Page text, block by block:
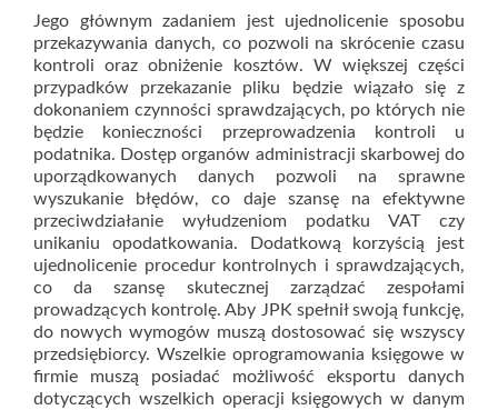
Jego głównym zadaniem jest ujednolicenie sposobu
przekazywania danych, co pozwoli na skrócenie czasu
kontroli oraz obniżenie kosztów. W większej części
przypadków przekazanie pliku będzie wiązało się z
dokonaniem czynności sprawdzających, po których nie
będzie konieczności przeprowadzenia kontroli u
podatnika. Dostęp organów administracji skarbowej do
uporządkowanych danych pozwoli na sprawne
wyszukanie błędów, co daje szansę na efektywne
przeciwdziałanie wyłudzeniom podatku VAT czy
unikaniu opodatkowania. Dodatkową korzyścią jest
ujednolicenie procedur kontrolnych i sprawdzających,
co da szansę skutecznej zarządzać zespołami
prowadzących kontrolę. Aby JPK spełnił swoją funkcję,
do nowych wymogów muszą dostosować się wszyscy
przedsiębiorcy. Wszelkie oprogramowania księgowe w
firmie muszą posiadać możliwość eksportu danych
dotyczących wszelkich operacji księgowych w danym